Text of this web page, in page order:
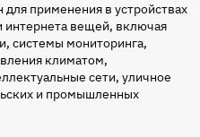
применения в устройствах
вещей, включая
системы мониторинга,
климатом,
сети, уличное
и промышленных